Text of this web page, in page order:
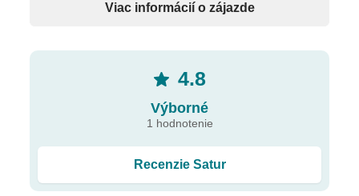
stredisku Rethymno • historické centrum Rethymno
4km • medzinárodné letisko Heraklion 75 km
piesočnatá pláž priamo pred hotelom • slnečníky,
ležadlá a plážové uteráky (zdarma) • vodné športy za
Viac informácií o zájazde
4.8
Výborné
1 hodnotenie
Recenzie Satur